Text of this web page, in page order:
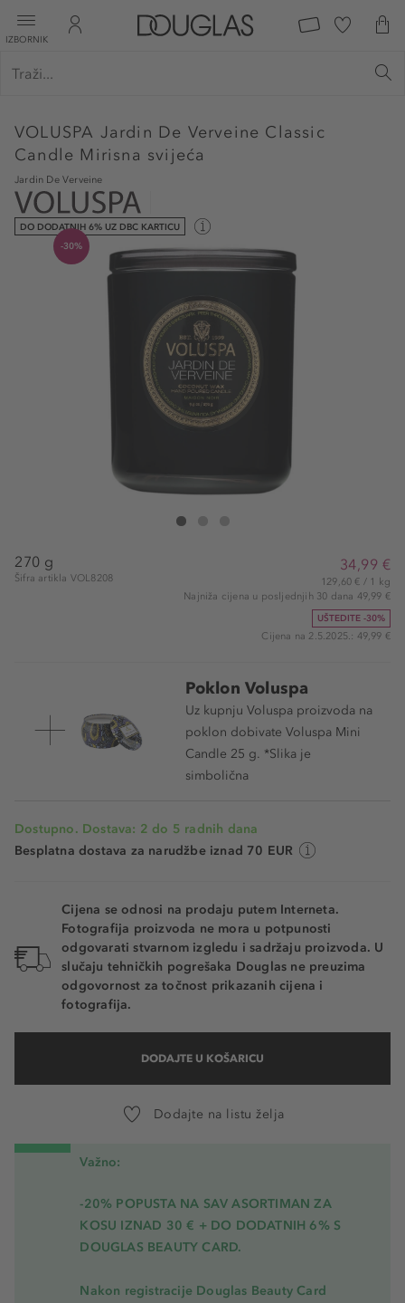
IZBORNIK
VOLUSPA Jardin De Verveine Classic
Candle Mirisna svijeća
Jardin De Verveine
DO DODATNIH 6% UZ DBC KARTICU
-30%
VOLUSPA Jardin De Verveine Classic Candle
270 g
Šifra artikla VOL8208
34,99 €
129,60 € / 1 kg
Najniža cijena u posljednjih 30 dana 49,99 €
UŠTEDITE -30%
Cijena na 2.5.2025.: 49,99 €
Poklon Voluspa
Uz kupnju Voluspa proizvoda na
poklon dobivate Voluspa Mini
Candle 25 g. *Slika je
simbolična
Dostupno. Dostava: 2 do 5 radnih dana
Besplatna dostava za narudžbe iznad 70 EUR
Cijena se odnosi na prodaju putem Interneta.
Fotografija proizvoda ne mora u potpunosti
odgovarati stvarnom izgledu i sadržaju proizvoda. U
slučaju tehničkih pogrešaka Douglas ne preuzima
odgovornost za točnost prikazanih cijena i
fotografija.
DODAJTE U KOŠARICU
Dodajte na listu želja
Važno:
-20% POPUSTA NA SAV ASORTIMAN ZA
KOSU IZNAD 30 € + DO DODATNIH 6% S
DOUGLAS BEAUTY CARD.
Nakon registracije Douglas Beauty Card